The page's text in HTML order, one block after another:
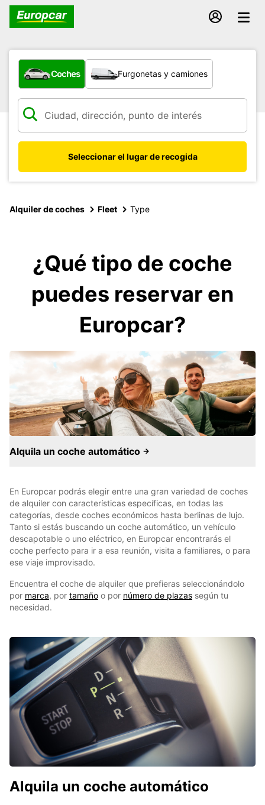
¿Qué tipo de vehículo?
Coches Furgonetas y camiones
Seleccionar el lugar de recogida
Alquiler de coches Fleet Type
¿Qué tipo de coche
puedes reservar en
Europcar?
Alquila un coche automático
En Europcar podrás elegir entre una gran variedad de coches
de alquiler con características específicas, en todas las
categorías, desde coches económicos hasta berlinas de lujo.
Tanto si estás buscando un coche automático, un vehículo
descapotable o uno eléctrico, en Europcar encontrarás el
coche perfecto para ir a esa reunión, visita a familiares, o para
ese viaje improvisado.
Encuentra el coche de alquiler que prefieras seleccionándolo
por marca, por tamaño o por número de plazas según tu
necesidad.
Alquila un coche automático